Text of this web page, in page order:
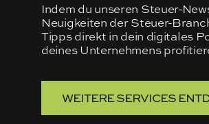
Indem du unseren Steuer-
Neuigkeiten der Steuer-
Tipps direkt in dein digitales
deines Unternehmens
WEITERE SERVICES